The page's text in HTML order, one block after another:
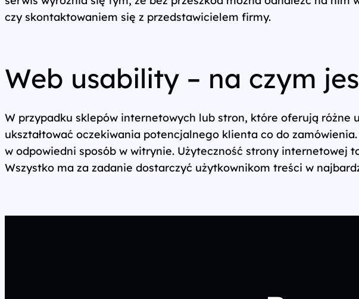
Wszystkie usługi
czy skontaktowaniem się z przedstawicielem firmy.
Web usability – na czym
W przypadku sklepów internetowych lub stron, które oferują różne
ukształtować oczekiwania potencjalnego klienta co do
w odpowiedni sposób w witrynie. Użyteczność strony internetowej
Wszystko ma za zadanie dostarczyć użytkownikom treści w